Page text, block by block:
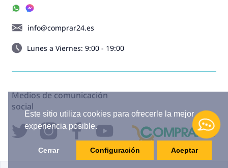
Este sitio utiliza cookies para ofrecerle la mejor
experiencia posible.
Cerrar Configuración Aceptar
info@comprar24.es
Lunes a Viernes: 9:00 - 19:00
Medios de comunicación
social